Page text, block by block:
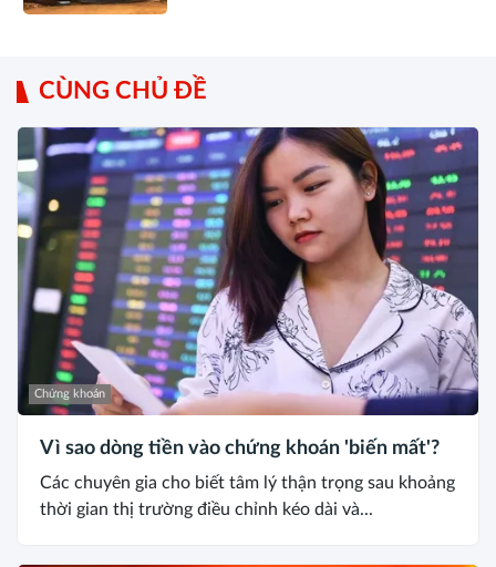
CÙNG CHỦ ĐỀ
Chứng khoán
Vì sao dòng tiền vào chứng khoán 'biến mất'?
Các chuyên gia cho biết tâm lý thận trọng sau khoảng
thời gian thị trường điều chỉnh kéo dài và...